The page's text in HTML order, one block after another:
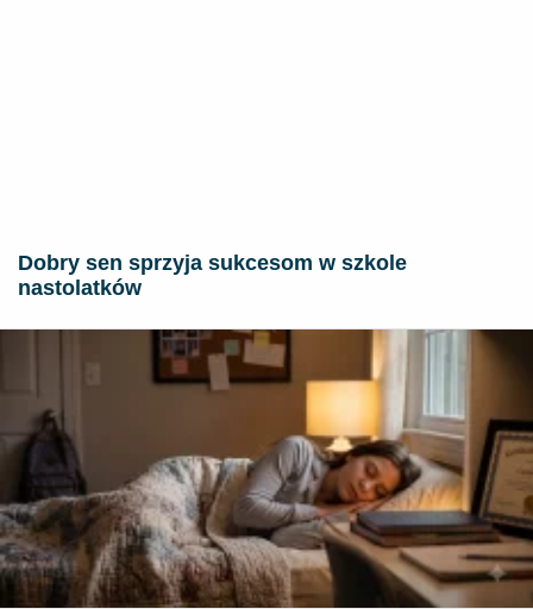
Dobry sen sprzyja sukcesom w szkole
nastolatków